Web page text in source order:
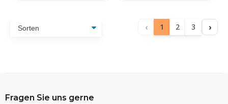
‹ 1 2 3 ›
Fragen Sie uns gerne